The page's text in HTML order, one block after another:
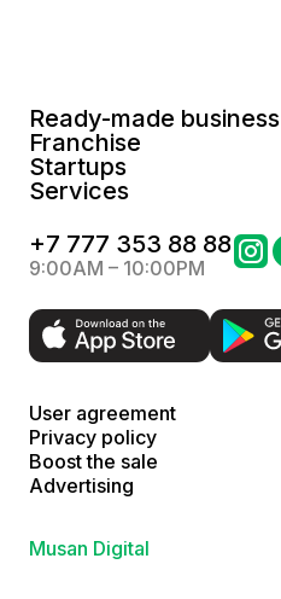
Ready-made business
Franchise
Startups
Services
+7 777 353 88 88
9:00AM – 10:00PM
User agreement
Privacy policy
Boost the sale
Advertising
Musan Digital